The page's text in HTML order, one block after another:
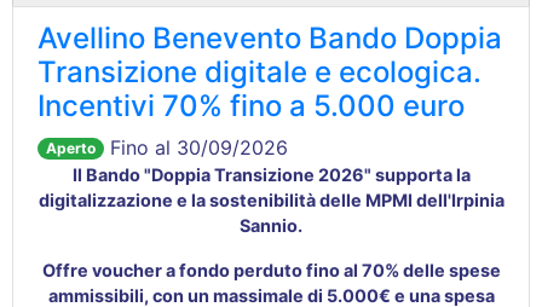
Avellino Benevento Bando Doppia
Transizione digitale e ecologica.
Incentivi 70% fino a 5.000 euro
Aperto Fino al 30/09/2026
Il Bando "Doppia Transizione 2026" supporta la
digitalizzazione e la sostenibilità delle MPMI dell'Irpinia
Sannio.
Offre voucher a fondo perduto fino al 70% delle spese
ammissibili, con un massimale di 5.000€ e una spesa